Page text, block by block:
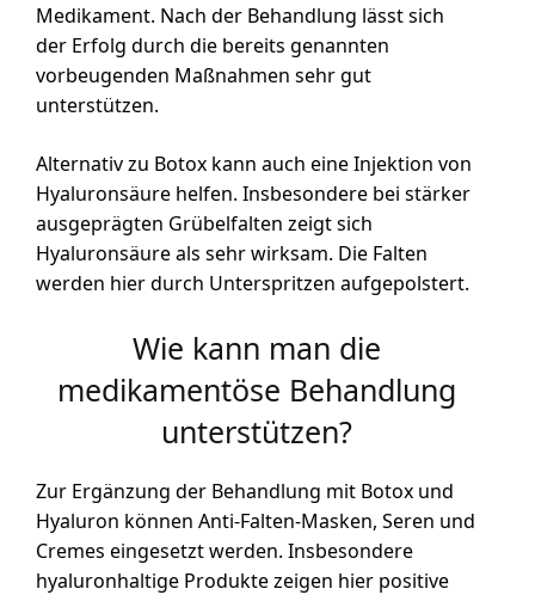
Medikament. Nach der Behandlung lässt sich
der Erfolg durch die bereits genannten
vorbeugenden Maßnahmen sehr gut
unterstützen.
Alternativ zu Botox kann auch eine Injektion von
Hyaluronsäure helfen. Insbesondere bei stärker
ausgeprägten Grübelfalten zeigt sich
Hyaluronsäure als sehr wirksam. Die Falten
werden hier durch Unterspritzen aufgepolstert.
Wie kann man die
medikamentöse Behandlung
unterstützen?
Zur Ergänzung der Behandlung mit Botox und
Hyaluron können Anti-Falten-Masken, Seren und
Cremes eingesetzt werden. Insbesondere
hyaluronhaltige Produkte zeigen hier positive